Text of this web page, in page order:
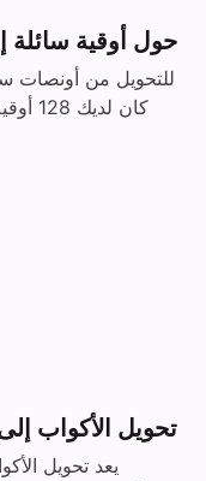
حول أوقية سائلة
تحويل الأكواب
يعد تحويل